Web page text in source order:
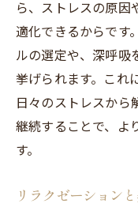
ら、ストレスの原因
適化できるからです
ルの選定や、深呼吸
挙げられます。これ
日々のストレスから
継続することで、よ
す。
リラクゼーション